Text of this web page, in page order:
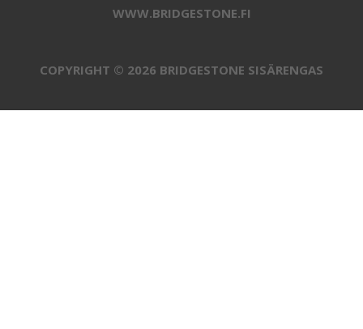
WWW.BRIDGESTONE.FI
COPYRIGHT © 2026 BRIDGESTONE SISÄRENGAS